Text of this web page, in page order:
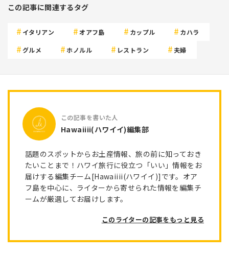
この記事に関連するタグ
イタリアン オアフ島 カップル カハラ
グルメ ホノルル レストラン 夫婦
Hawaiiii(ハワイイ)編集部
話題のスポットからお土産情報、旅の前に知っておき
たいことまで！ハワイ旅行に役立つ「いい」情報をお
届けする編集チーム[Hawaiiii(ハワイイ)]です。オア
フ島を中心に、ライターから寄せられた情報を編集チ
ームが厳選してお届けします。
このライターの記事をもっと見る